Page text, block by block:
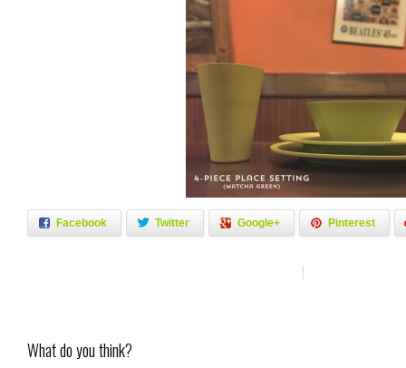
Facebook Twitter Google+ Pinterest
What do you think?